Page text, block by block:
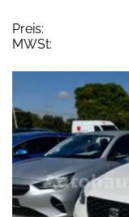
Preis:
MWSt: